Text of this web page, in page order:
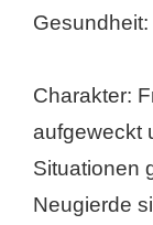
Charakter:
aufgeweckt
Situationen
Neugierde